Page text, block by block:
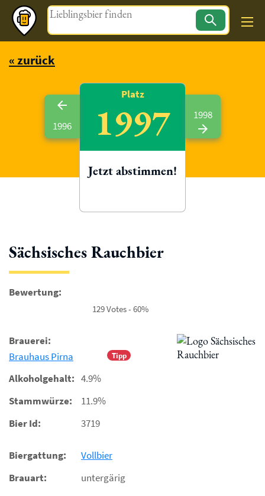
Magazin
« zurück
Sächsisches Rauchbier
Bewertung:
129 Votes - 60%
Brauerei:
Tipp
Brauhaus Pirna
Alkoholgehalt: 4.9%
Stammwürze:
11.9%
Bier Id:
3719
Biergattung:
Vollbier
Brauart:
untergärig
1996
Platz
1997
Jetzt abstimmen!
1998